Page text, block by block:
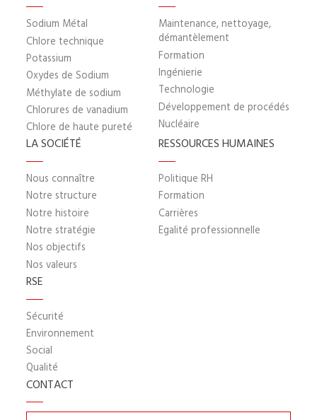
Sodium Métal
Chlore technique
Potassium
Oxydes de Sodium
Méthylate de sodium
Chlorures de vanadium
Chlore de haute pureté
Maintenance, nettoyage,
démantèlement
Formation
Ingénierie
Technologie
Développement de procédés
Nucléaire
LA SOCIÉTÉ
Nous connaître
Notre structure
Notre histoire
Notre stratégie
Nos objectifs
Nos valeurs
RESSOURCES HUMAINES
Politique RH
Formation
Carrières
Egalité professionnelle
RSE
Sécurité
Environnement
Social
Qualité
CONTACT